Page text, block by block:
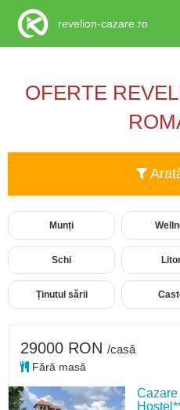
OFERTE
Munți
Schi
Ținutul sării
29000 RON /casă
Fără masă
revelion-cazare.ro